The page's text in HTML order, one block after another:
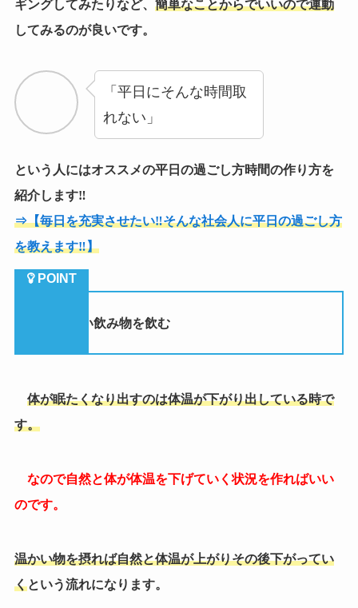
ギングしてみたりなど、 簡単なことからでいいので運動
してみるのが良いです。
「平日にそんな時間取
れない」
という人にはオススメの平日の過ごし方時間の作り方を
紹介します‼
⇒【毎日を充実させたい‼そんな社会人に平日の過ごし方
を教えます‼】
暖かい飲み物を飲む
体が眠たくなり出すのは体温が下がり出している時で
す。
なので自然と体が体温を下げていく状況を作ればいい
のです。
温かい物を摂れば自然と体温が上がりその後下がってい
くという流れになります。